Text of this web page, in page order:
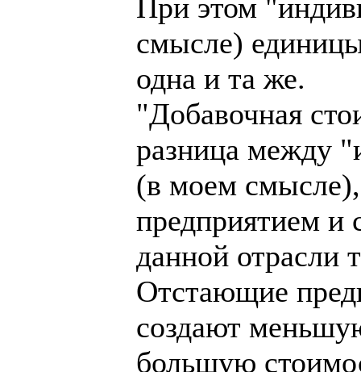
При этом
смысле)
одна и та же.
"Добавочная
разница между
(в моем
предприятием и
данной отрасли
Отстающие
создают
большую